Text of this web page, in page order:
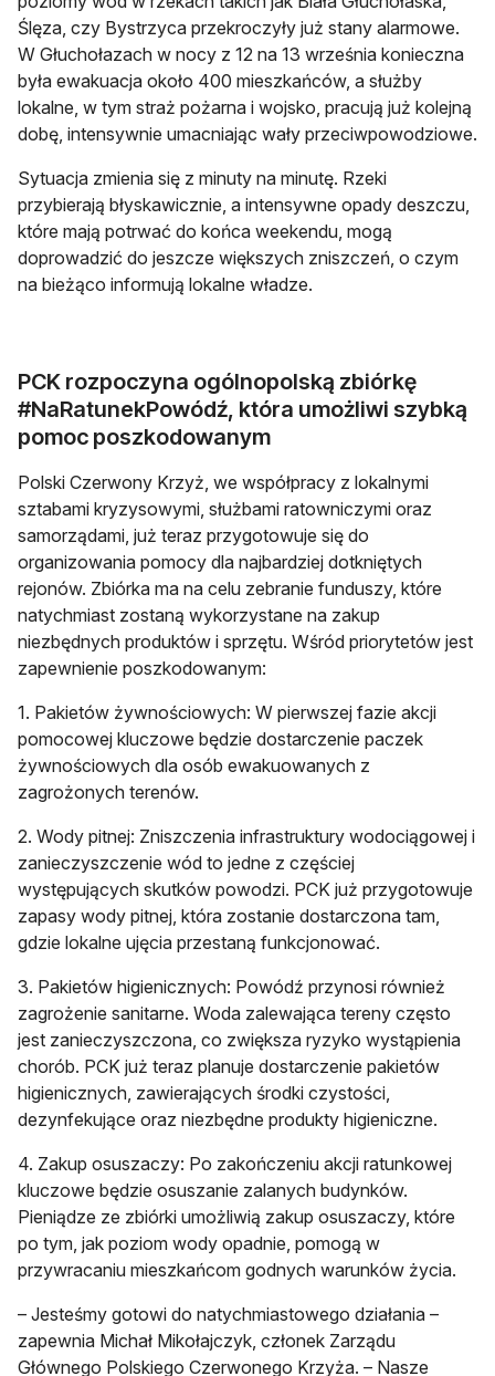
Ślęza, czy Bystrzyca przekroczyły już stany alarmowe.
W Głuchołazach w nocy z 12 na 13 września konieczna
była ewakuacja około 400 mieszkańców, a służby
lokalne, w tym straż pożarna i wojsko, pracują już kolejną
dobę, intensywnie umacniając wały przeciwpowodziowe.
Sytuacja zmienia się z minuty na minutę. Rzeki
przybierają błyskawicznie, a intensywne opady deszczu,
które mają potrwać do końca weekendu, mogą
doprowadzić do jeszcze większych zniszczeń, o czym
na bieżąco informują lokalne władze.
PCK rozpoczyna ogólnopolską zbiórkę
#NaRatunekPowódź, która umożliwi szybką
pomoc poszkodowanym
Polski Czerwony Krzyż, we współpracy z lokalnymi
sztabami kryzysowymi, służbami ratowniczymi oraz
samorządami, już teraz przygotowuje się do
organizowania pomocy dla najbardziej dotkniętych
rejonów. Zbiórka ma na celu zebranie funduszy, które
natychmiast zostaną wykorzystane na zakup
niezbędnych produktów i sprzętu. Wśród priorytetów jest
zapewnienie poszkodowanym:
1. Pakietów żywnościowych: W pierwszej fazie akcji
pomocowej kluczowe będzie dostarczenie paczek
żywnościowych dla osób ewakuowanych z
zagrożonych terenów.
2. Wody pitnej: Zniszczenia infrastruktury wodociągowej i
zanieczyszczenie wód to jedne z częściej
występujących skutków powodzi. PCK już przygotowuje
zapasy wody pitnej, która zostanie dostarczona tam,
gdzie lokalne ujęcia przestaną funkcjonować.
3. Pakietów higienicznych: Powódź przynosi również
zagrożenie sanitarne. Woda zalewająca tereny często
jest zanieczyszczona, co zwiększa ryzyko wystąpienia
chorób. PCK już teraz planuje dostarczenie pakietów
higienicznych, zawierających środki czystości,
dezynfekujące oraz niezbędne produkty higieniczne.
4. Zakup osuszaczy: Po zakończeniu akcji ratunkowej
kluczowe będzie osuszanie zalanych budynków.
Pieniądze ze zbiórki umożliwią zakup osuszaczy, które
po tym, jak poziom wody opadnie, pomogą w
przywracaniu mieszkańcom godnych warunków życia.
– Jesteśmy gotowi do natychmiastowego działania –
zapewnia Michał Mikołajczyk, członek Zarządu
Głównego Polskiego Czerwonego Krzyża. – Nasze